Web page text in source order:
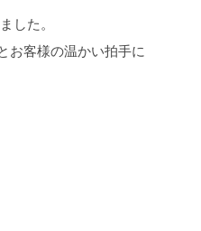
した。
お客様の温かい拍手に